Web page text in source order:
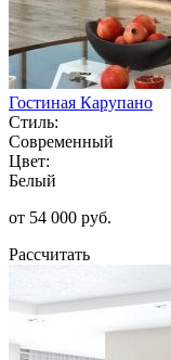
Гостиная Карупано
Стиль:
Современный
Цвет:
Белый
от 54 000 руб.
Рассчитать